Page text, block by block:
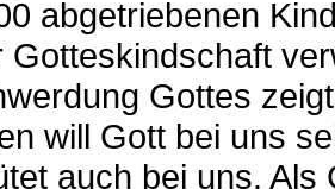
abgetriebenen
Gotteskindschaft
Gottes
will Gott bei uns
auch bei uns.